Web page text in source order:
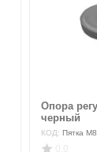
Опора
черный
КОД: Пятка